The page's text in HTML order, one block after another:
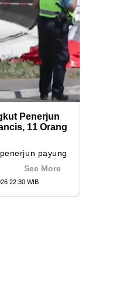
Penerjun
11 Orang
payung
See More
22:30 WIB